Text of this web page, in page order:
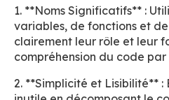
1. **Noms Significatifs** :
variables, de fonctions et
clairement leur rôle et leur
compréhension du code
2. **Simplicité et Lisibilité**